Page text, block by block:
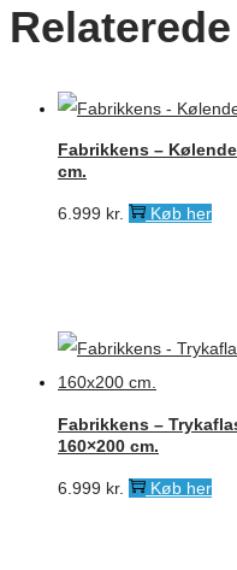
Fabrikkens –
cm.
6.999 kr. Køb her
Fabrikkens –
160×200 cm.
6.999 kr. Køb her